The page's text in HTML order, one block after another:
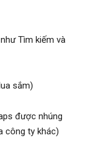
Tìm kiếm và
sắm)
được nhúng
công ty khác)